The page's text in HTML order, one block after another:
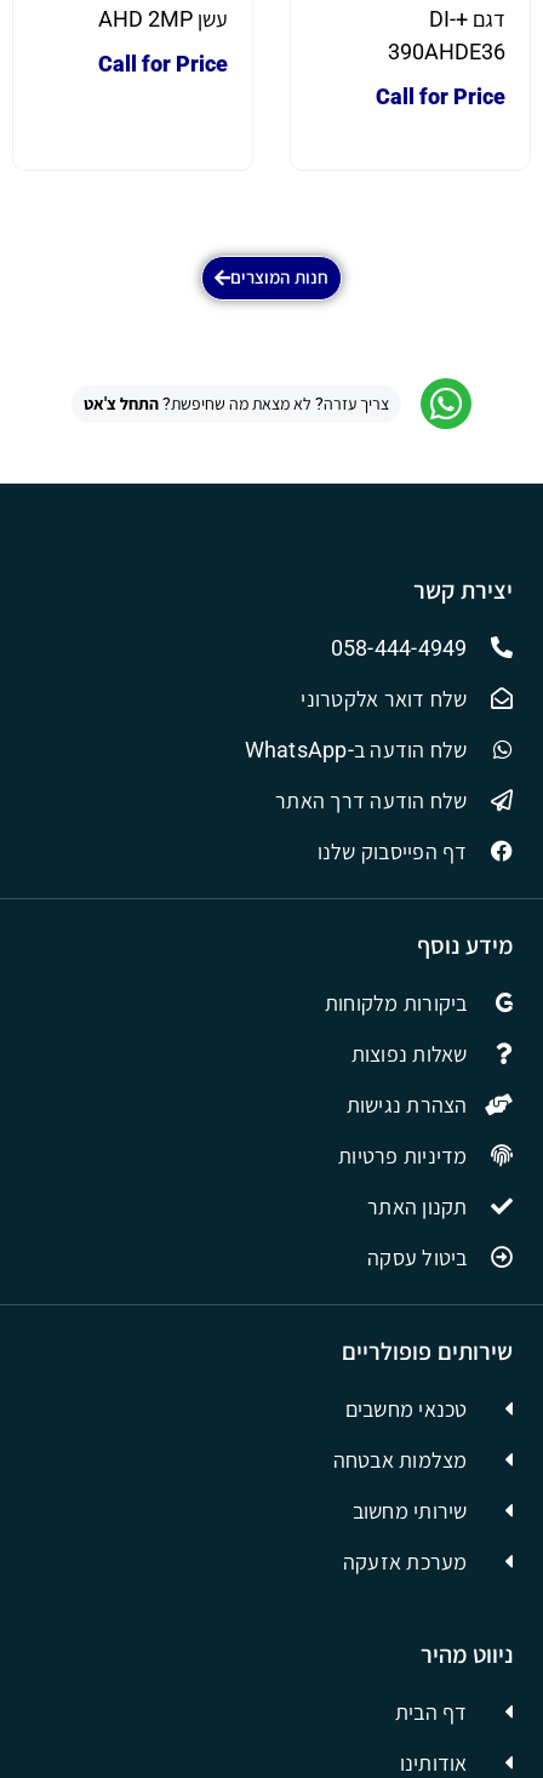
דגם +DI-
390AHDE36
Call for Price
עשן AHD 2MP
Call for Price
חנות המוצרים
צריך עזרה? לא מצאת מה שחיפשת?התחל צ'אט
ניווט מהיר
דף הבית
אודותינו
שירותים פופולריים
טכנאי מחשבים
מצלמות אבטחה
שירותי מחשוב
מערכת אזעקה
מידע נוסף
ביקורות מלקוחות
שאלות נפוצות
הצהרת נגישות
מדיניות פרטיות
תקנון האתר
ביטול עסקה
יצירת קשר
058-444-4949
שלח דואר אלקטרוני
שלח הודעה ב-WhatsApp
שלח הודעה דרך האתר
דף הפייסבוק שלנו